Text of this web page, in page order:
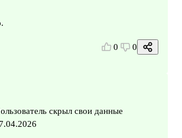
0 0
скрыл свои данные